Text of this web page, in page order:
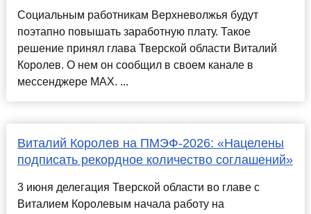
Социальным работникам Верхневолжья будут
поэтапно повышать заработную плату. Такое
решение принял глава Тверской области Виталий
Королев. О нем он сообщил в своем канале в
мессенджере MAX. ...
Виталий Королев на ПМЭФ-2026: «Нацелены
подписать рекордное количество соглашений»
3 июня делегация Тверской области во главе с
Виталием Королевым начала работу на